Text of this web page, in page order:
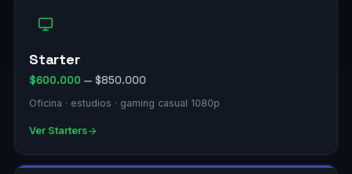
Starter
$600.000 — $850.000
Oficina · estudios · gaming casual 1080p
Ver Starters